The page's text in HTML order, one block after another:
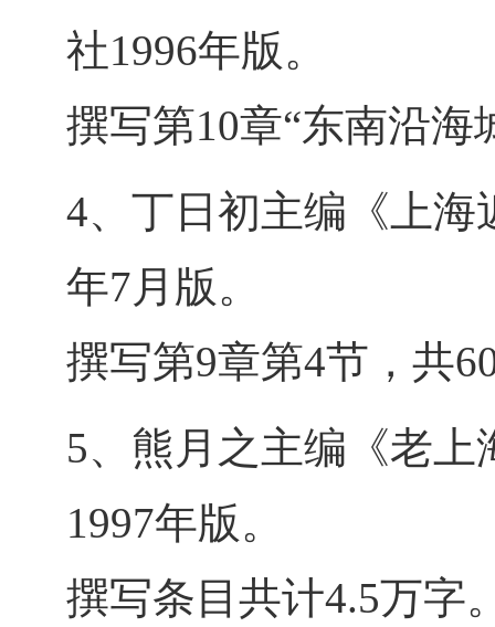
社1996年版。
撰写第10章“东南沿海
4、丁日初主编《上海
年7月版。
撰写第9章第4节，共
5、熊月之主编《老
1997年版。
撰写条目共计4.5万字